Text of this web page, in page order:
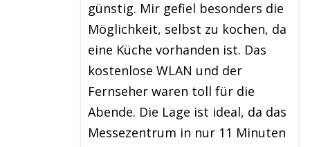
günstig. Mir gefiel besonders die
Möglichkeit, selbst zu kochen, da
eine Küche vorhanden ist. Das
kostenlose WLAN und der
Fernseher waren toll für die
Abende. Die Lage ist ideal, da das
Messezentrum in nur 11 Minuten